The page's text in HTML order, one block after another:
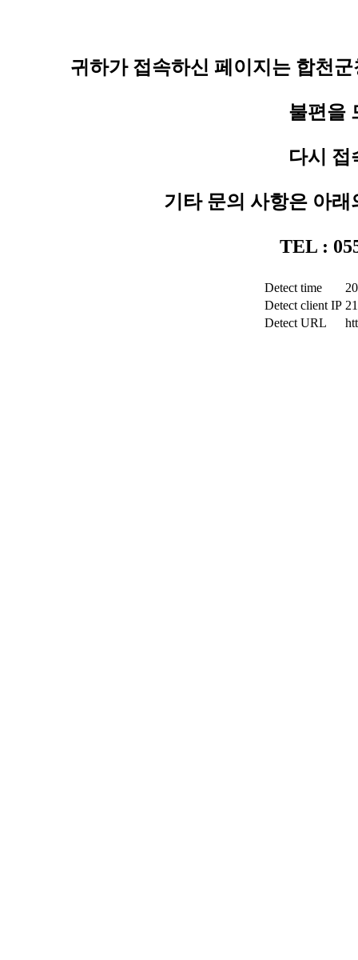
귀하가 접속하신 페이지는 합천
불편을
다시 접
기타 문의 사항은 아
TEL :
Detect time
Detect client IP
Detect URL